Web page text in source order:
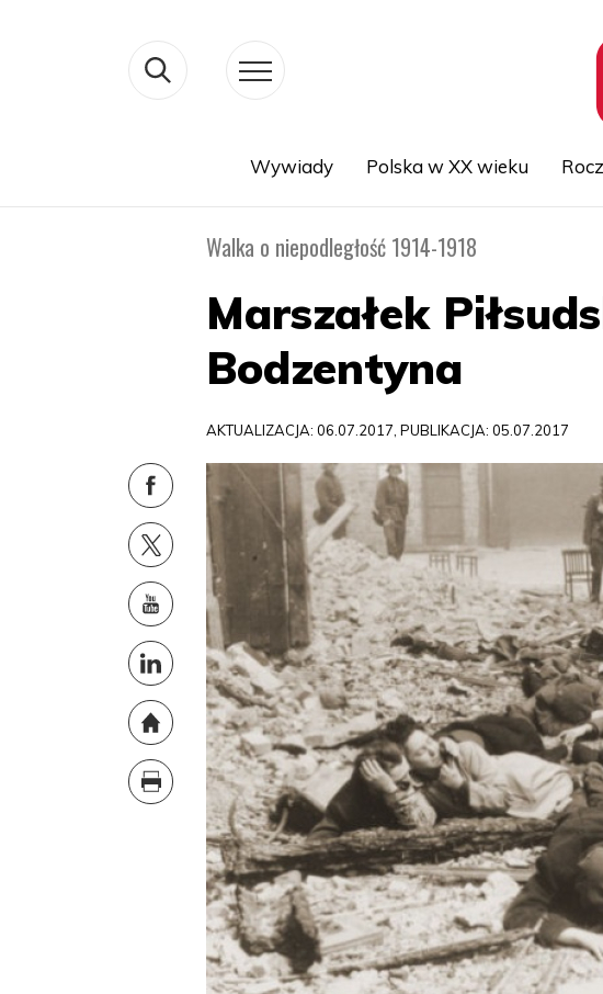
Wywiady Polska w XX wieku
Walka o niepodległość 1914-1918
Marszałek
Bodzentyna
AKTUALIZACJA: 06.07.2017, PUBLIKACJA: 05.07.2017